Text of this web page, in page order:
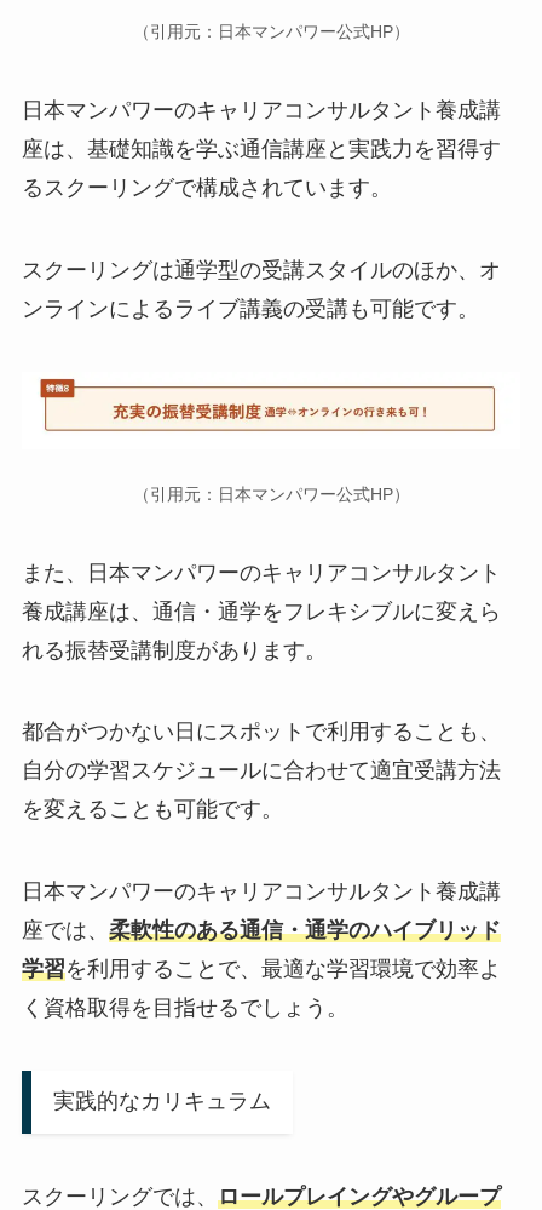
（引用元：日本マンパワー公式HP）
日本マンパワーのキャリアコンサルタント養成講
座は、基礎知識を学ぶ通信講座と実践力を習得す
るスクーリングで構成されています。
スクーリングは通学型の受講スタイルのほか、オ
ンラインによるライブ講義の受講も可能です。
（引用元：日本マンパワー公式HP）
また、日本マンパワーのキャリアコンサルタント
養成講座は、通信・通学をフレキシブルに変えら
れる振替受講制度があります。
都合がつかない日にスポットで利用することも、
自分の学習スケジュールに合わせて適宜受講方法
を変えることも可能です。
日本マンパワーのキャリアコンサルタント養成講
座では、 柔軟性のある通信・通学のハイブリッド
学習を利用することで、最適な学習環境で効率よ
く資格取得を目指せるでしょう。
実践的なカリキュラム
スクーリングでは、 ロールプレイングやグループ